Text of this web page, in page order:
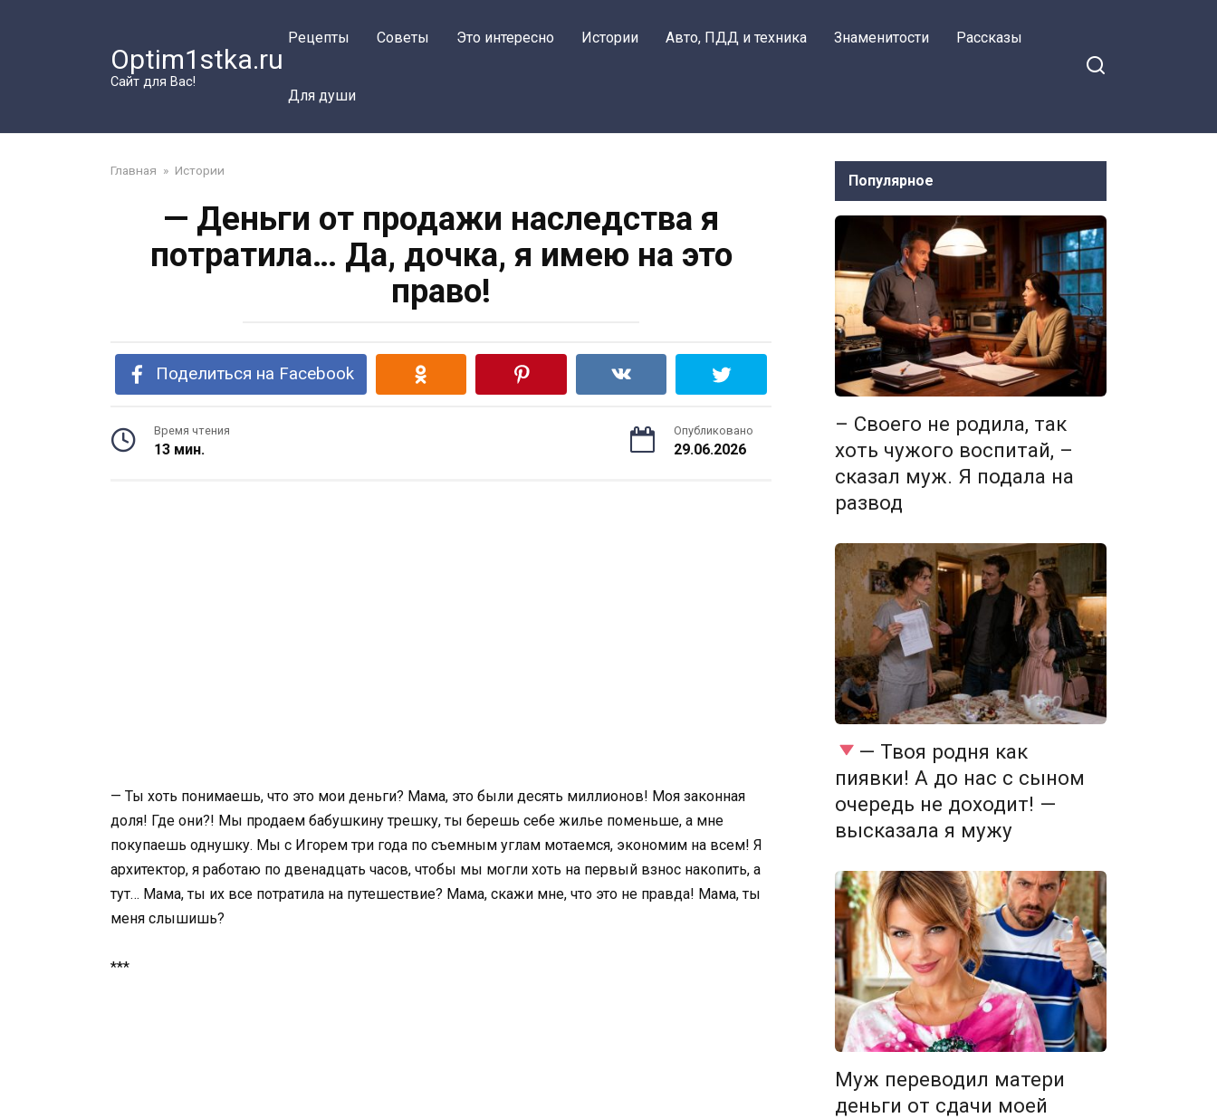
Optim1stka.ru
Сайт для Вас!
Рецепты Советы Это интересно Истории Авто, ПДД и техника Знаменитости Рассказы
Для души
Главная » Истории
— Деньги от продажи наследства я
потратила… Да, дочка, я имею на это
право!
Поделиться на Facebook
Время чтения
13 мин.
Опубликовано
29.06.2026
— Ты хоть понимаешь, что это мои деньги? Мама, это были десять миллионов! Моя законная
доля! Где они?! Мы продаем бабушкину трешку, ты берешь себе жилье поменьше, а мне
покупаешь однушку. Мы с Игорем три года по съемным углам мотаемся, экономим на всем! Я
архитектор, я работаю по двенадцать часов, чтобы мы могли хоть на первый взнос накопить, а
тут… Мама, ты их все потратила на путешествие? Мама, скажи мне, что это не правда! Мама, ты
меня слышишь?
***
Популярное
– Своего не родила, так
хоть чужого воспитай, –
сказал муж. Я подала на
развод
— Твоя родня как
пиявки! А до нас с сыном
очередь не доходит! —
высказала я мужу
Муж переводил матери
деньги от сдачи моей